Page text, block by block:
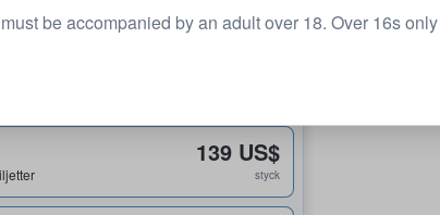
styck
139 US$
styck
be accompanied by an adult over 18. Over 16s